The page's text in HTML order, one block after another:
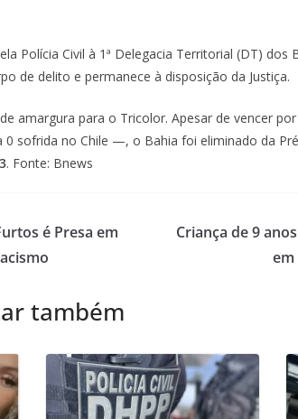
Polícia Civil à 1ª Delegacia Territorial (DT) dos
de delito e permanece à disposição da Justiça.
amargura para o Tricolor. Apesar de vencer por
sofrida no Chile —, o Bahia foi eliminado da
. Fonte: Bnews
é Presa em
Criança de 9
em
também